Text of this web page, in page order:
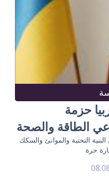
حزمة
الطاقة والصحة
التحتية والموانئ والسكك
حرة